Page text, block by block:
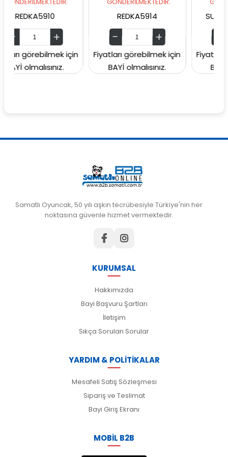
için
GÖNDERİLMEKTEDİR.
REDKA5914
Fiyatları görebilmek için
BAYİ olmalısınız.
Fiyatları
BAYİ
Samatlı Oyuncak, 50 yılı aşkın tecrübesiyle Türkiye'nin her
noktasına güvenle hizmet vermektedir.
KURUMSAL
Hakkımızda
Bayi Başvuru Şartları
İletişim
Sıkça Sorulan Sorular
YARDIM & POLİTİKALAR
Mesafeli Satış Sözleşmesi
Sipariş ve Teslimat
Bayi Giriş Ekranı
MOBİL B2B